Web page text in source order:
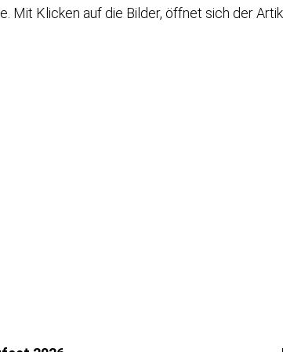
Mit Klicken auf die Bilder, öffnet sich der